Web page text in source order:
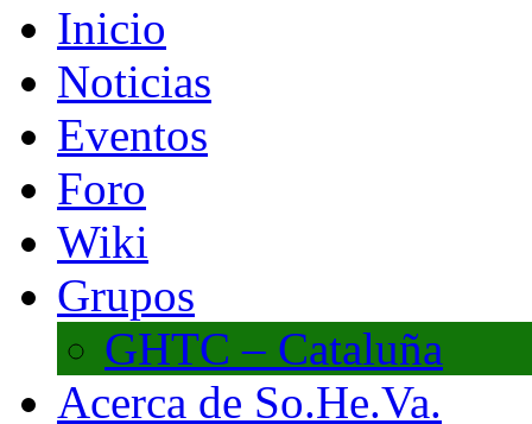
Inicio
Noticias
Eventos
Foro
Wiki
Grupos
GHTC – Cataluña
Acerca de So.He.Va.